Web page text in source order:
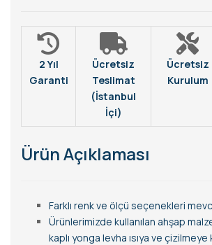
2 Yıl
Garanti
Ücretsiz
Teslimat
(İstanbul
İçi)
Ücretsiz
Kurulum
Ürün Açıklaması
Farklı renk ve ölçü seçenekleri
Ürünlerimizde kullanılan ahşap
kaplı yonga levha ısıya ve çizilmeye